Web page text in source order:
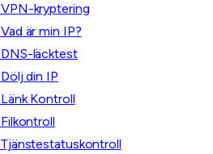
VPN-kryptering
Vad är min IP?
DNS-läcktest
Dölj din IP
Länk Kontroll
Filkontroll
Tjänstestatuskontroll